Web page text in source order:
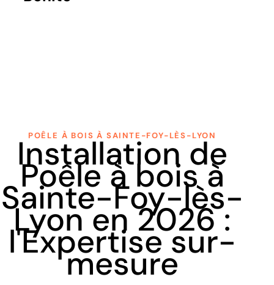
POÊLE À BOIS À SAINTE-FOY-LÈS-LYON
Installation de
Poêle à bois à
Sainte-Foy-lès-
Lyon en 2026 :
l'Expertise sur-
mesure